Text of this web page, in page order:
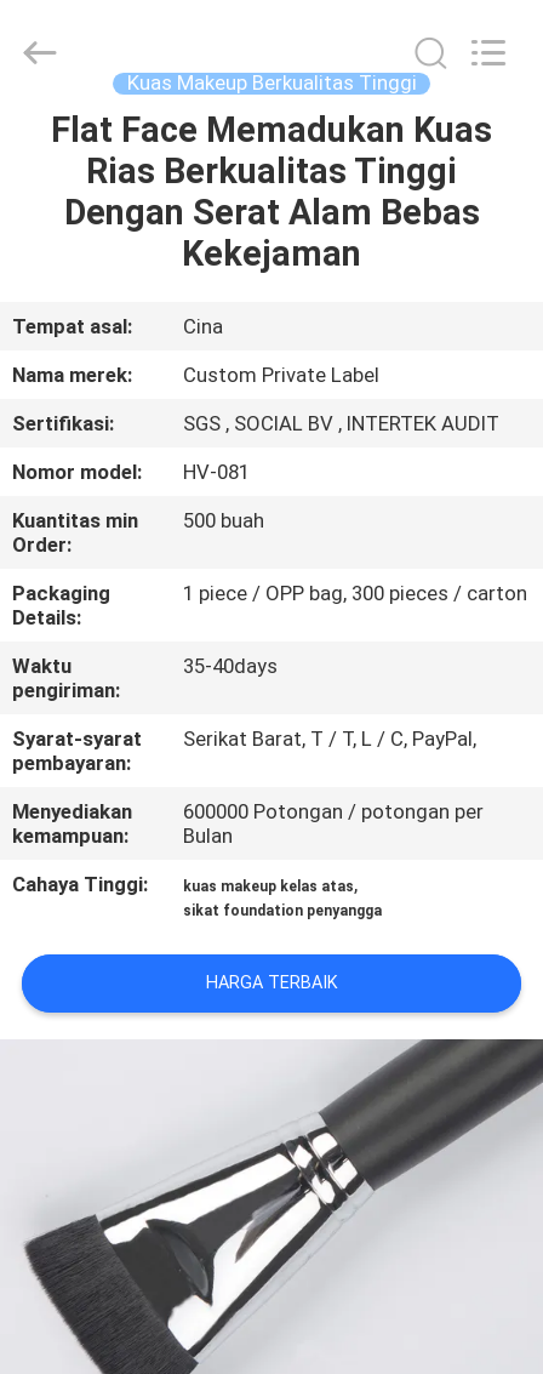
RUMAH
PRODUK
KAMI
PABRIK
KONTROL
KUALITAS
POLICY
Reserved.
Kuas Makeup Berkualitas Tinggi
Flat Face Memadukan Kuas
Rias Berkualitas Tinggi
Dengan Serat Alam Bebas
Kekejaman
Tempat asal:
Cina
Nama merek:
Custom Private Label
Sertifikasi:
SGS , SOCIAL BV , INTERTEK AUDIT
Nomor model:
HV-081
Kuantitas min
Order:
500 buah
Packaging
Details:
1 piece / OPP bag, 300 pieces / carton
Waktu
pengiriman:
35-40days
Syarat-syarat
pembayaran:
Serikat Barat, T / T, L / C, PayPal,
Menyediakan
kemampuan:
600000 Potongan / potongan per
Bulan
Cahaya Tinggi:
kuas makeup kelas atas,
sikat foundation penyangga
HARGA TERBAIK